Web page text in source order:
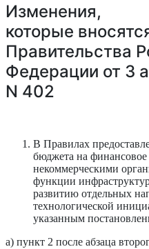
Изменения,
которые
Правительства
Федерации от 3
N 402
В Правилах
бюджета на финансовое
некоммерческими
функции
развитию отдельных
технологической
указанным
а) пункт 2 после абзаца